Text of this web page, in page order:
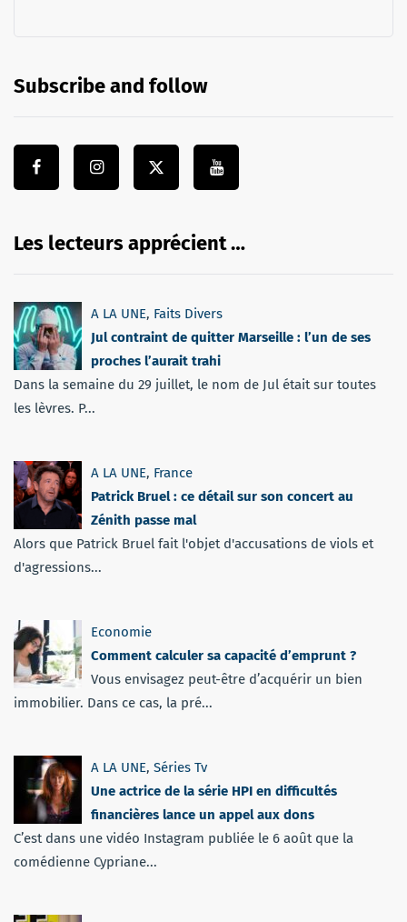
Subscribe and follow
Les lecteurs apprécient …
A LA UNE, Faits Divers
Jul contraint de quitter Marseille : l’un de ses
proches l’aurait trahi
Dans la semaine du 29 juillet, le nom de Jul était sur toutes
les lèvres. P...
A LA UNE, France
Patrick Bruel : ce détail sur son concert au
Zénith passe mal
Alors que Patrick Bruel fait l'objet d'accusations de viols et
d'agressions...
Economie
Comment calculer sa capacité d’emprunt ?
Vous envisagez peut-être d’acquérir un bien
immobilier. Dans ce cas, la pré...
A LA UNE, Séries Tv
Une actrice de la série HPI en difficultés
financières lance un appel aux dons
C’est dans une vidéo Instagram publiée le 6 août que la
comédienne Cypriane...